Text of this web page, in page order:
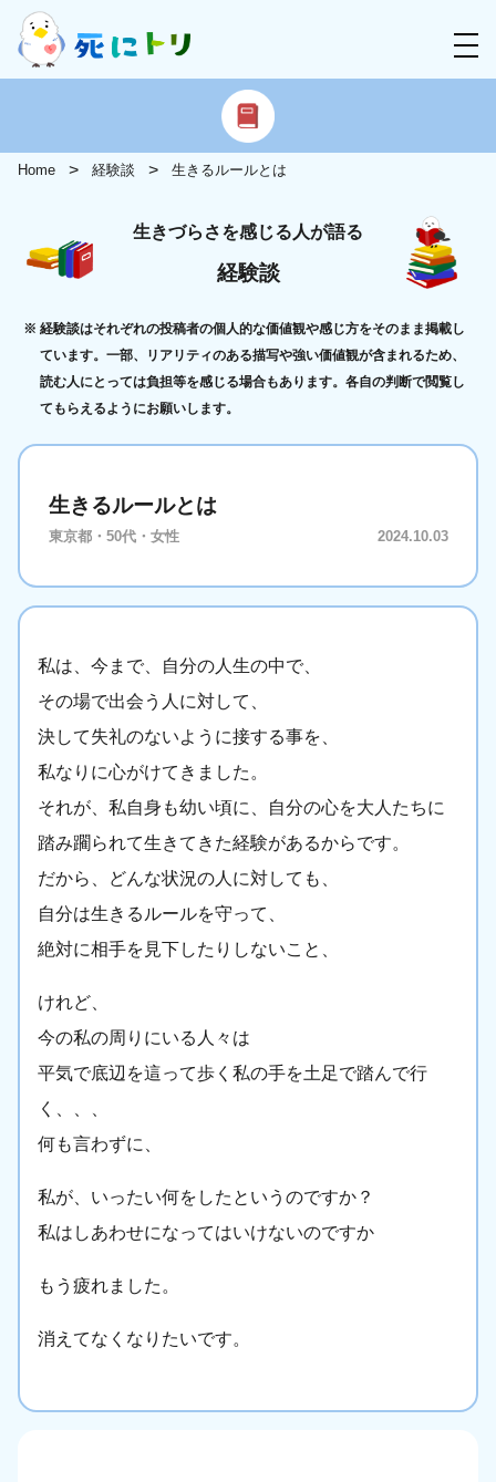
Home 経験談 生きるルールとは
生きづらさを感じる人が語る
経験談
経験談はそれぞれの投稿者の個人的な価値観や感じ方をそのまま掲載し
ています。一部、リアリティのある描写や強い価値観が含まれるため、
読む人にとっては負担等を感じる場合もあります。各自の判断で閲覧し
てもらえるようにお願いします。
生きるルールとは
東京都・50代・女性 2024.10.03
私は、今まで、自分の人生の中で、
その場で出会う人に対して、
決して失礼のないように接する事を、
私なりに心がけてきました。
それが、私自身も幼い頃に、自分の心を大人たちに
踏み躙られて生きてきた経験があるからです。
だから、どんな状況の人に対しても、
自分は生きるルールを守って、
絶対に相手を見下したりしないこと、
けれど、
今の私の周りにいる人々は
平気で底辺を這って歩く私の手を土足で踏んで行
く、、、
何も言わずに、
私が、いったい何をしたというのですか？
私はしあわせになってはいけないのですか
もう疲れました。
消えてなくなりたいです。